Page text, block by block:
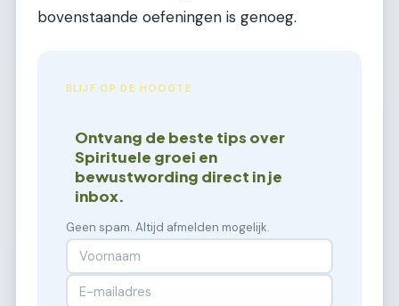
bovenstaande oefeningen is genoeg.
BLIJF OP DE HOOGTE
Ontvang de beste tips over
Spirituele groei en
bewustwording direct in je
inbox.
Geen spam. Altijd afmelden mogelijk.